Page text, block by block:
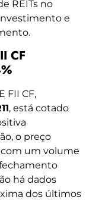
REITs no
e
CF
FII CF,
, está cotado
o preço
com um volume
há dados
dos últimos